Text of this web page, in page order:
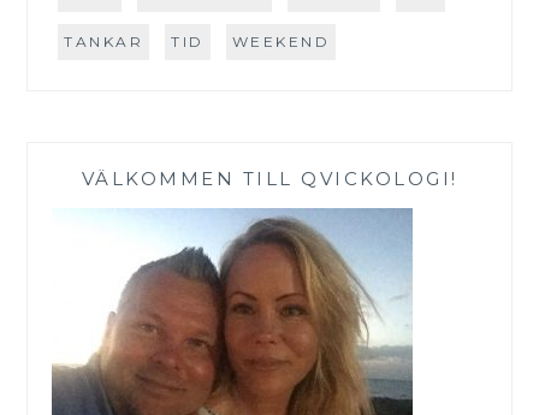
TANKAR TID WEEKEND
VÄLKOMMEN TILL QVICKOLOGI!